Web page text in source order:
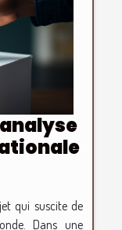
qui suscite de
Dans une